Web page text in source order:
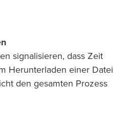
signalisieren, dass Zeit
Herunterladen einer Datei
den gesamten Prozess